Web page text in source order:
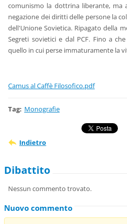
comunismo la dottrina liberante, ma
negazione dei diritti delle persone la
dell'Unione Sovietica. Ripagato della
Segreti sovietici e dal PCF. Fino a
quello in cui perse immaturamente la
Camus al Caffè Filosofico.pdf
Tag: Monografie
Indietro
Dibattito
Nessun commento trovato.
Nuovo commento